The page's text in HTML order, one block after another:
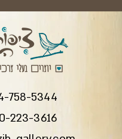
758-5344
223-3616